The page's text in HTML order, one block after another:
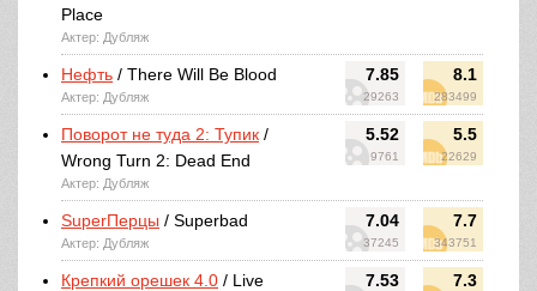
Place
Актер: Дубляж
7.85
29263
8.1
283499
Нефть / There Will Be Blood
Актер: Дубляж
5.52
9761
5.5
22629
Поворот не туда 2: Тупик /
Wrong Turn 2: Dead End
Актер: Дубляж
7.04
37245
7.7
343751
SuperПерцы / Superbad
Актер: Дубляж
7.53 7.3
Крепкий орешек 4.0 / Live